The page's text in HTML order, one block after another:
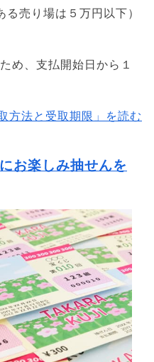
売り場は５万円以下）
め、支払開始日から１
方法と受取期限」を読む
お楽しみ抽せんを